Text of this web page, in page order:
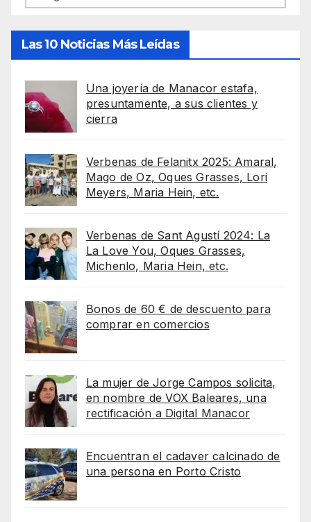
Las 10 Noticias Más Leídas
Una joyería de Manacor estafa,
presuntamente, a sus clientes y
cierra
Verbenas de Felanitx 2025: Amaral,
Mago de Oz, Oques Grasses, Lori
Meyers, Maria Hein, etc.
Verbenas de Sant Agustí 2024: La
La Love You, Oques Grasses,
Michenlo, Maria Hein, etc.
Bonos de 60 € de descuento para
comprar en comercios
La mujer de Jorge Campos solicita,
en nombre de VOX Baleares, una
rectificación a Digital Manacor
Encuentran el cadaver calcinado de
una persona en Porto Cristo